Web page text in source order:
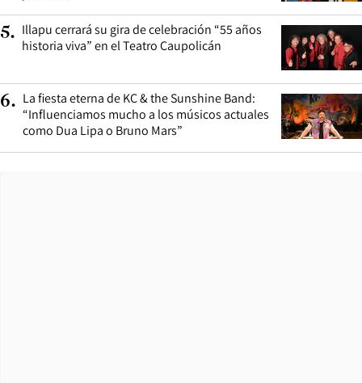
5. Illapu cerrará su gira de celebración “55 años
historia viva” en el Teatro Caupolicán
6. La fiesta eterna de KC & the Sunshine Band:
“Influenciamos mucho a los músicos actuales
como Dua Lipa o Bruno Mars”